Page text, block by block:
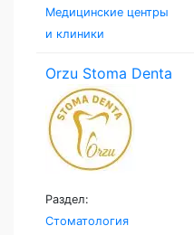
Медицинские центры
и клиники
Orzu Stoma Denta
Раздел:
Стоматология